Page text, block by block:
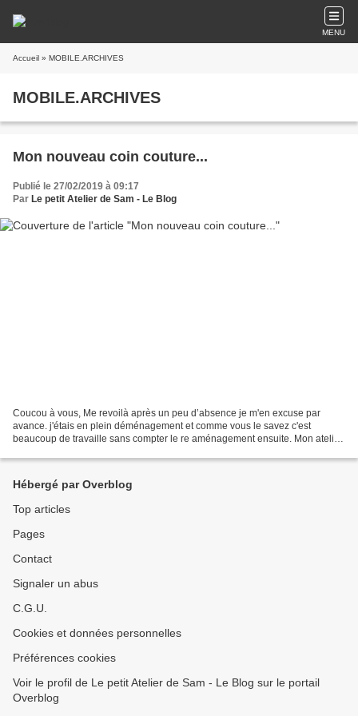
MENU
Accueil » MOBILE.ARCHIVES
MOBILE.ARCHIVES
Mon nouveau coin couture...
Publié le 27/02/2019 à 09:17
Par Le petit Atelier de Sam - Le Blog
Coucou à vous, Me revoilà après un peu d’absence je m'en excuse par
avance. j'étais en plein déménagement et comme vous le savez c'est
beaucoup de travaille sans compter le re aménagement ensuite. Mon atelier
Hébergé par Overblog
Top articles
Pages
Contact
Signaler un abus
C.G.U.
Cookies et données personnelles
Préférences cookies
Voir le profil de Le petit Atelier de Sam - Le Blog sur le portail
Overblog